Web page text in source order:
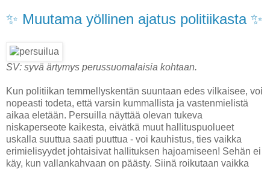
✨ Muutama yöllinen ajatus politiikasta ✨
SV: syvä ärtymys perussuomalaisia kohtaan.
Kun politiikan temmellyskentän suuntaan edes vilkaisee, voi
nopeasti todeta, että varsin kummallista ja vastenmielistä
aikaa eletään. Persuilla näyttää olevan tukeva
niskaperseote kaikesta, eivätkä muut hallituspuolueet
uskalla suuttua saati puuttua - voi kauhistus, ties vaikka
erimielisyydet johtaisivat hallituksen hajoamiseen! Sehän ei
käy, kun vallankahvaan on päästy. Siinä roikutaan vaikka